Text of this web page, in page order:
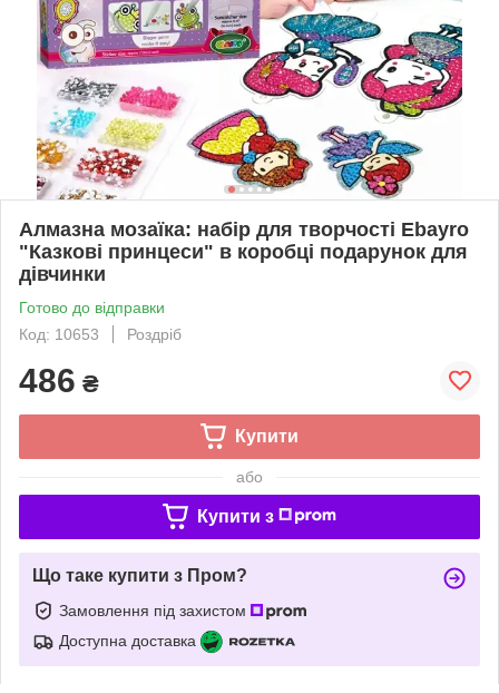
Алмазна мозаїка: набір для творчості Ebayro
"Казкові принцеси" в коробці подарунок для
дівчинки
Готово до відправки
Код: 10653
Роздріб
486 ₴
Купити
або
Купити з
Що таке купити з Пром?
Замовлення під захистом
Доступна доставка